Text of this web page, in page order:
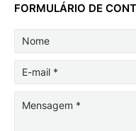
FORMULÁRIO DE